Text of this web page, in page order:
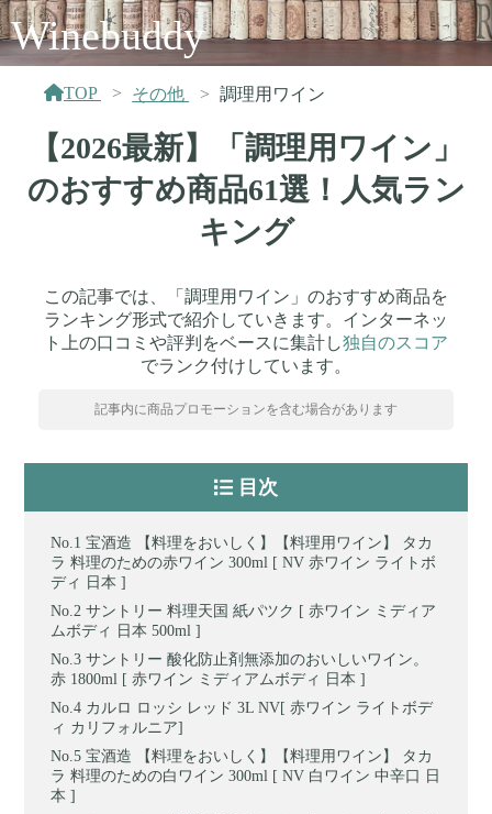
Winebuddy
TOP その他 調理用ワイン
【2026最新】「調理用ワイン」
のおすすめ商品61選！人気ラン
キング
この記事では、「調理用ワイン」のおすすめ商品を
ランキング形式で紹介していきます。インターネッ
ト上の口コミや評判をベースに集計し独自のスコア
でランク付けしています。
記事内に商品プロモーションを含む場合があります
目次
宝酒造 【料理をおいしく】【料理用ワイン】 タカ
ラ 料理のための赤ワイン 300ml [ NV 赤ワイン ライトボ
ディ 日本 ]
サントリー 料理天国 紙パツク [ 赤ワイン ミディア
ムボディ 日本 500ml ]
サントリー 酸化防止剤無添加のおいしいワイン。
赤 1800ml [ 赤ワイン ミディアムボディ 日本 ]
カルロ ロッシ レッド 3L NV[ 赤ワイン ライトボデ
ィ カリフォルニア]
宝酒造 【料理をおいしく】【料理用ワイン】 タカ
ラ 料理のための白ワイン 300ml [ NV 白ワイン 中辛口 日
本 ]